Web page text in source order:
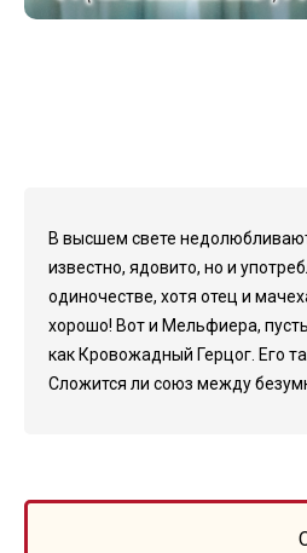
В высшем свете
известно, ядовито, но и
одиночестве, хотя отец и
хорошо! Вот и Мельфиера,
как Кровожадный Герцог. Его
Сложится ли союз между